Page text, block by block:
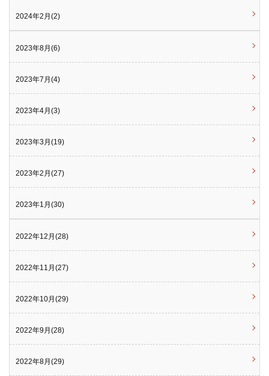
2024年2月(2)
2023年8月(6)
2023年7月(4)
2023年4月(3)
2023年3月(19)
2023年2月(27)
2023年1月(30)
2022年12月(28)
2022年11月(27)
2022年10月(29)
2022年9月(28)
2022年8月(29)